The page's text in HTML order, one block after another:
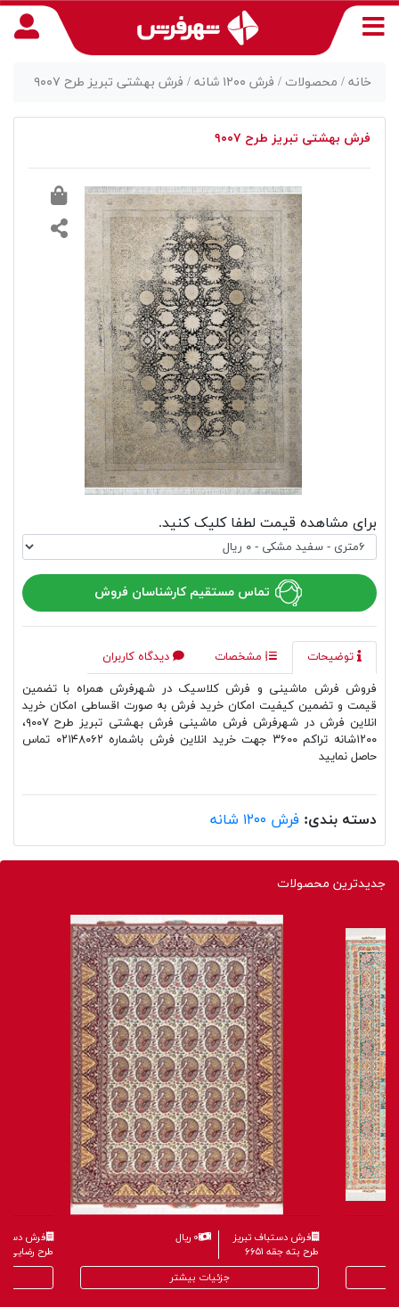
دسترسی
خانه / محصولات / فرش ۱۲۰۰ شانه / فرش بهشتی تبریز طرح ۹۰۰۷
فرش بهشتی تبریز طرح ۹۰۰۷
برای مشاهده قیمت لطفا کلیک کنید.
تماس مستقیم کارشناسان فروش
توضیحات مشخصات
دیدگاه کاربران
فروش فرش ماشینی و فرش کلاسیک در شهرفرش همراه با تضمین
قیمت و تضمین کیفیت امکان خرید فرش به صورت اقساطی امکان خرید
انلاین فرش در شهرفرش فرش ماشینی فرش بهشتی تبریز طرح ۹۰۰۷،
۱۲۰۰شانه تراکم ۳۶۰۰ جهت خرید انلاین فرش باشماره ۰۲۱۴۸۰۶۲ تماس
حاصل نمایید
دسته بندی: فرش ۱۲۰۰ شانه
جدیدترین محصولات
فرش
طرح رضایی ۷۳۶۶
۰ ریال
فرش دستباف تبریز
طرح بته جقه ۶۶۵۱
جزئیات بیشتر